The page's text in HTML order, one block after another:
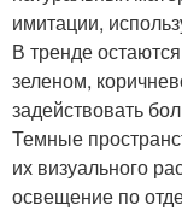
имитации,
В тренде
зеленом,
задействовать
Темные
их визуального
освещение по